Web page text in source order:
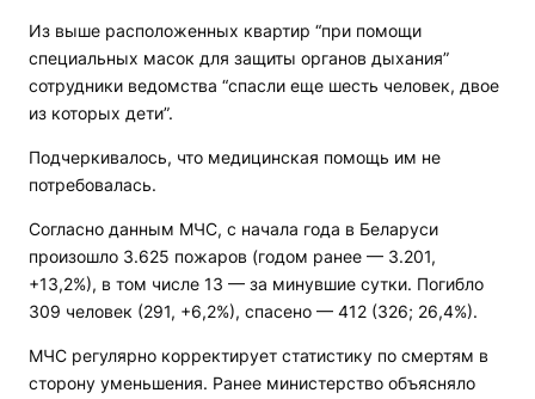
Из выше расположенных квартир “при помощи
специальных масок для защиты органов дыхания”
сотрудники ведомства “спасли еще шесть человек, двое
из которых дети”.
Подчеркивалось, что медицинская помощь им не
потребовалась.
Согласно данным МЧС, с начала года в Беларуси
произошло 3.625 пожаров (годом ранее — 3.201,
+13,2%), в том числе 13 — за минувшие сутки. Погибло
309 человек (291, +6,2%), спасено — 412 (326; 26,4%).
МЧС регулярно корректирует статистику по смертям в
сторону уменьшения. Ранее министерство объясняло